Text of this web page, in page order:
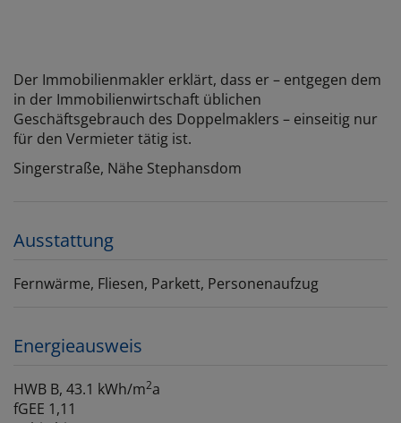
Der Immobilienmakler erklärt, dass er – entgegen dem
in der Immobilienwirtschaft üblichen
Geschäftsgebrauch des Doppelmaklers – einseitig nur
für den Vermieter tätig ist.
Singerstraße, Nähe Stephansdom
Ausstattung
Fernwärme Fliesen Parkett Personenaufzug
Energieausweis
HWB B, 43.1 kWh/m2a
fGEE 1,11